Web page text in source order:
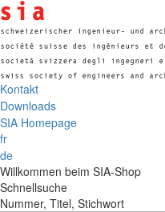
Kontakt
Downloads
SIA Homepage
fr
de
Willkommen beim SIA-Shop
Schnellsuche
Nummer, Titel, Stichwort